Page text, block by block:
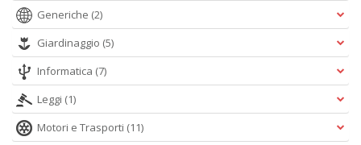
Generiche (2)
Giardinaggio (5)
Informatica (7)
Leggi (1)
Motori e Trasporti (11)